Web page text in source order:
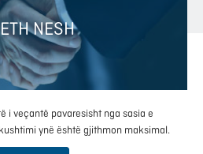
NESH
i veçantë pavaresisht nga sasia e
ynë është gjithmon maksimal.